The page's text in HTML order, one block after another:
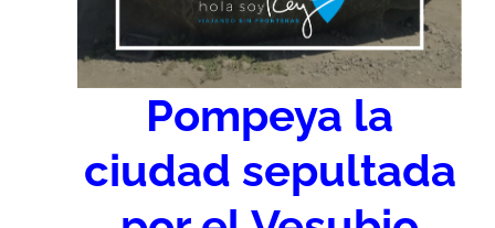
Pompeya la
ciudad sepultada